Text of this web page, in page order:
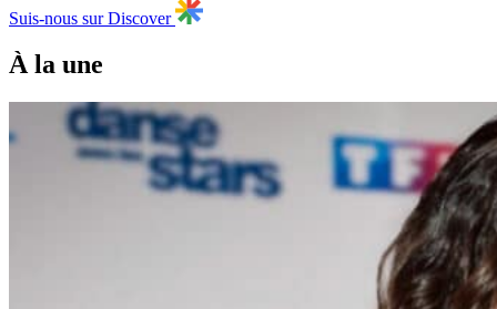
Suis-nous sur Discover
À la une